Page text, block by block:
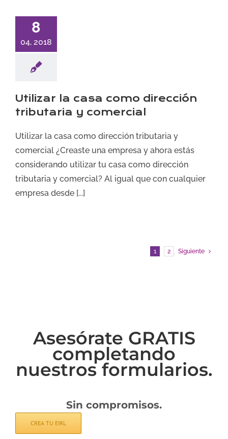
8
04, 2018
Utilizar la casa como dirección
tributaria y comercial
Utilizar la casa como dirección tributaria y
comercial ¿Creaste una empresa y ahora estás
considerando utilizar tu casa como dirección
tributaria y comercial? Al igual que con cualquier
empresa desde [...]
1 2 Siguiente
Asesórate GRATIS
completando
nuestros formularios.
Sin compromisos.
CREA TU EIRL